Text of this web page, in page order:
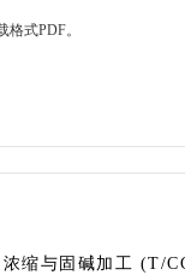
式PDF。
缩与固碱加工 (T/